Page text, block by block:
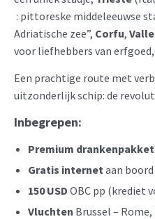
: pittoreske middeleeuwse
Adriatische zee”, Corfu,
voor liefhebbers van
Een prachtige route met
uitzonderlijk schip: de
Inbegrepen:
Premium drankenpakket
Gratis internet aan boord
150 USD OBC pp (krediet
Vluchten Brussel –